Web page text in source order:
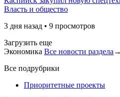
Власть и общество
3 дня назад • 9 просмотров
Загрузить еще
Экономика Все новости раздела →
Все подрубрики
Приоритетные проекты